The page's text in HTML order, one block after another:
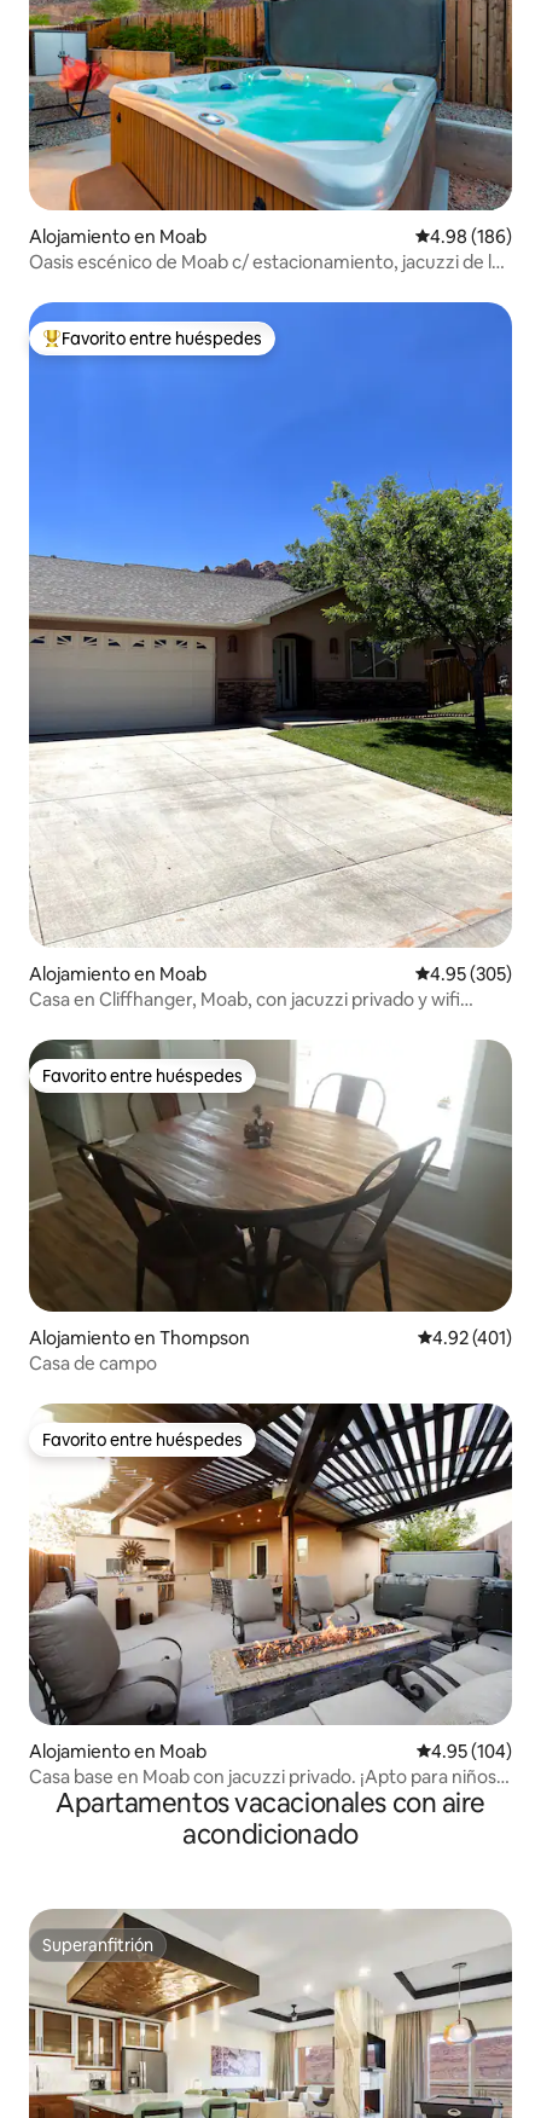
Alojamiento en Moab Calificación
4.98 (186)
Oasis escénico de Moab c/ estacionamiento, jacuzzi de la
Favorito entre huéspedes preferido
Favorito entre huéspedes
Alojamiento en Moab Calificación
4.95 (305)
Casa en Cliffhanger, Moab, con jacuzzi privado y wifi
Favorito entre huéspedes
Favorito entre huéspedes
Alojamiento en Thompson Calificación
4.92 (401)
Casa de campo
Favorito entre huéspedes
Favorito entre huéspedes
Alojamiento en Moab Calificación
4.95 (104)
Casa base en Moab con jacuzzi privado. ¡Apto para niños y
mascotas!
Apartamentos vacacionales con aire
acondicionado
Superanfitrión
Superanfitrión